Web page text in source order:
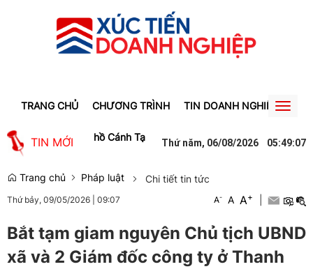
TRANG CHỦ CHƯƠNG TRÌNH TIN DOANH NGHIỆP Toggle
TIN MỚI
kênh mương hồ Cánh Tạng Lý Á Bằng hội ngộ gia đình, con
Thứ năm, 06/08/2026 05:49:08
Trang chủ Pháp luật Chi tiết tin tức
Thứ bảy, 09/05/2026 09:07 A- A A+
Bắt tạm giam nguyên Chủ tịch UBND
xã và 2 Giám đốc công ty ở Thanh